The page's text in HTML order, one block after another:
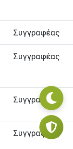
Συγγραφέας
Συγγραφέας
Συγγραφέας
Συγγραφέας